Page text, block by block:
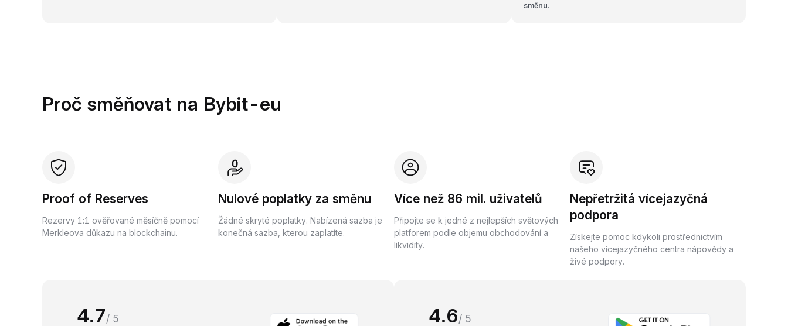
směnu.
Proč směňovat na Bybit-eu
Proof of Reserves
Rezervy 1:1 ověřované měsíčně pomocí
Merkleova důkazu na blockchainu.
Nulové poplatky za směnu
Žádné skryté poplatky. Nabízená sazba je
konečná sazba, kterou zaplatíte.
Více než 86 mil. uživatelů
Připojte se k jedné z nejlepších světových
platforem podle objemu obchodování a
likvidity.
Nepřetržitá vícejazyčná
podpora
Získejte pomoc kdykoli prostřednictvím
našeho vícejazyčného centra nápovědy a
živé podpory.
4.7/ 5 4.6/ 5